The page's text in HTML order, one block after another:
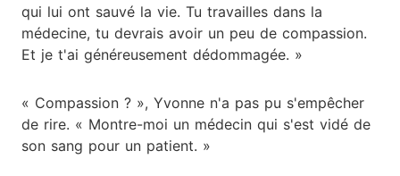
qui lui ont sauvé la vie. Tu travailles dans la
médecine, tu devrais avoir un peu de compassion.
Et je t'ai généreusement dédommagée. »
« Compassion ? », Yvonne n'a pas pu s'empêcher
de rire. « Montre-moi un médecin qui s'est vidé de
son sang pour un patient. »